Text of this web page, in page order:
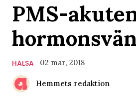
PMS-
HÄLSA 02 mar, 2018
Hemmets redaktion